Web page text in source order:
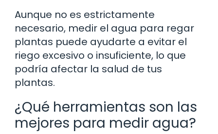
Aunque no es estrictamente
necesario, medir el agua para regar
plantas puede ayudarte a evitar el
riego excesivo o insuficiente, lo que
podría afectar la salud de tus
plantas.
¿Qué herramientas son las
mejores para medir agua?